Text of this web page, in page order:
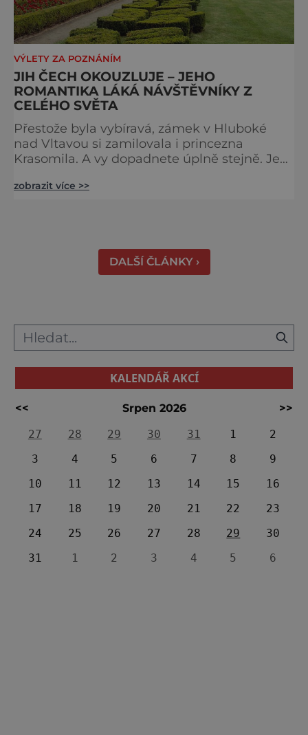
VÝLETY ZA POZNÁNÍM
JIH ČECH OKOUZLUJE – JEHO
ROMANTIKA LÁKÁ NÁVŠTĚVNÍKY Z
CELÉHO SVĚTA
Přestože byla vybíravá, zámek v Hluboké
nad Vltavou si zamilovala i princezna
Krasomila. A vy dopadnete úplně stejně. Je
jako nazdobený bílý dort na svatební tabuli.
zobrazit více >>
DALŠÍ ČLÁNKY ›
KALENDÁŘ AKCÍ
<< Srpen 2026
>>
27
28 29 30 31 1
2
3
4 5 6 7 8
9
10
11 12 13 14 15
16
17
18 19 20 21 22
23
24
25 26 27 28 29
30
31
1 2 3 4 5 6